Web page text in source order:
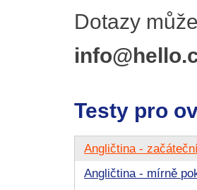
Dotazy
Testy pro
Angličtina -
Angličtina - mírně